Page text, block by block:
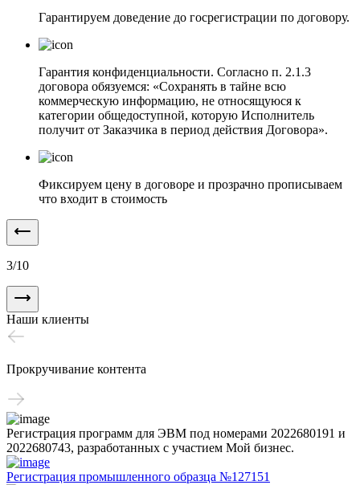
Гарантируем доведение до госрегистрации по договору.
Гарантия конфиденциальности. Согласно п. 2.1.3
договора обязуемся: «Сохранять в тайне всю
коммерческую информацию, не относящуюся к
категории общедоступной, которую Исполнитель
получит от Заказчика в период действия Договора».
Фиксируем цену в договоре и прозрачно прописываем
что входит в стоимость
3/10
Наши клиенты
Прокручивание контента
Регистрация программ для ЭВМ под номерами 2022680191 и
2022680743, разработанных с участием Мой бизнес.
Регистрация промышленного образца №127151